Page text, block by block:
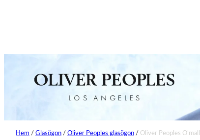
Hem / Glasögon / Oliver Peoples glasögon / Oliver Peoples